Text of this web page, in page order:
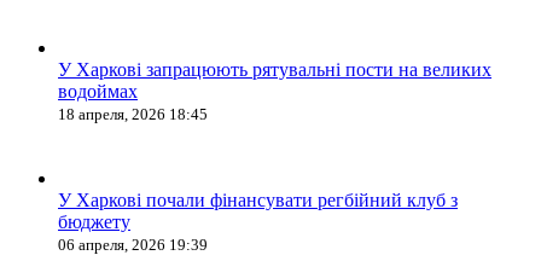
У Харкові запрацюють рятувальні пости на великих
водоймах
18 апреля, 2026 18:45
У Харкові почали фінансувати регбійний клуб з
бюджету
06 апреля, 2026 19:39